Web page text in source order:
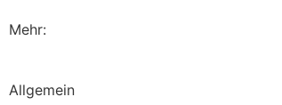
Mehr:
Allgemein